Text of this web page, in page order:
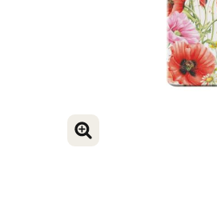
VERGROOT AFBEELDING